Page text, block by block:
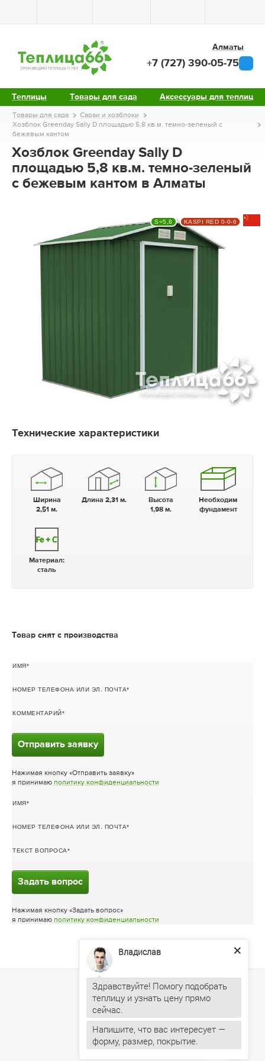
Теплицы Товары для сада Аксессуары для теплиц
Алматы
+7 (727) 390-05-75
Товары для сада
Сараи и хозблоки
Хозблок Greenday Sally D площадью 5,8 кв.м. темно-зеленый с
бежевым кантом
Хозблок Greenday Sally D
площадью 5,8 кв.м. темно-зеленый
с бежевым кантом в Алматы
S=5,8 KASPI RED 0-0-6
Технические характеристики
Ширина
2,51 м.
Длина 2,31 м.
Высота
1,98 м.
Необходим
фундамент
Материал:
сталь
Товар снят с производства
ИМЯ
НОМЕР ТЕЛЕФОНА ИЛИ ЭЛ. ПОЧТА
КОММЕНТАРИЙ
Отправить заявку
Нажимая кнопку «Отправить заявку»
я принимаю политику конфиденциальности
ИМЯ
НОМЕР ТЕЛЕФОНА ИЛИ ЭЛ. ПОЧТА
ТЕКСТ ВОПРОСА
Задать вопрос
Нажимая кнопку «Задать вопрос»
я принимаю политику конфиденциальности
Владислав
Здравствуйте! Помогу подобрать
теплицу и узнать цену прямо
Напишите, что вас интересует —
форму, размер, покрытие.